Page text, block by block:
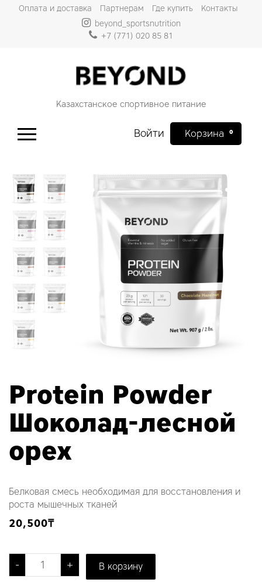
Оплата и доставка Партнерам Где купить
Контакты
beyond_sportsnutrition
+7 (771) 020 85 81
Казахстанское спортивное питание
0
Войти
Protein Powder
Шоколад-лесной
орех
Белковая смесь необходимая для восстановления и
роста мышечных тканей
20,500₸
- Количество товара Protein Powder Шоколад-
+ В корзину